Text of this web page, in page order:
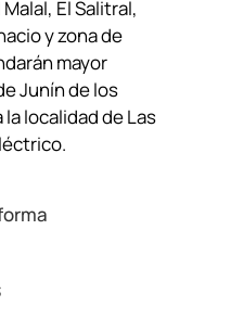
El Salitral,
y zona de
mayor
Junín de los
localidad de Las